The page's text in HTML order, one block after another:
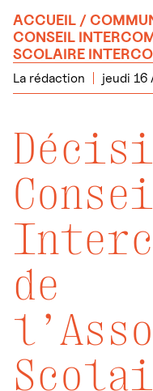
ACCUEIL /
CONSEIL
SCOLAIRE
La rédaction jeudi 16
de